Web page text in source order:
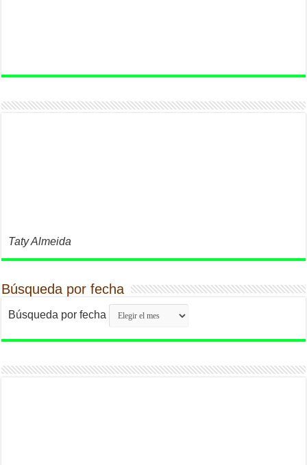
Taty Almeida
Búsqueda por fecha
Búsqueda por fecha